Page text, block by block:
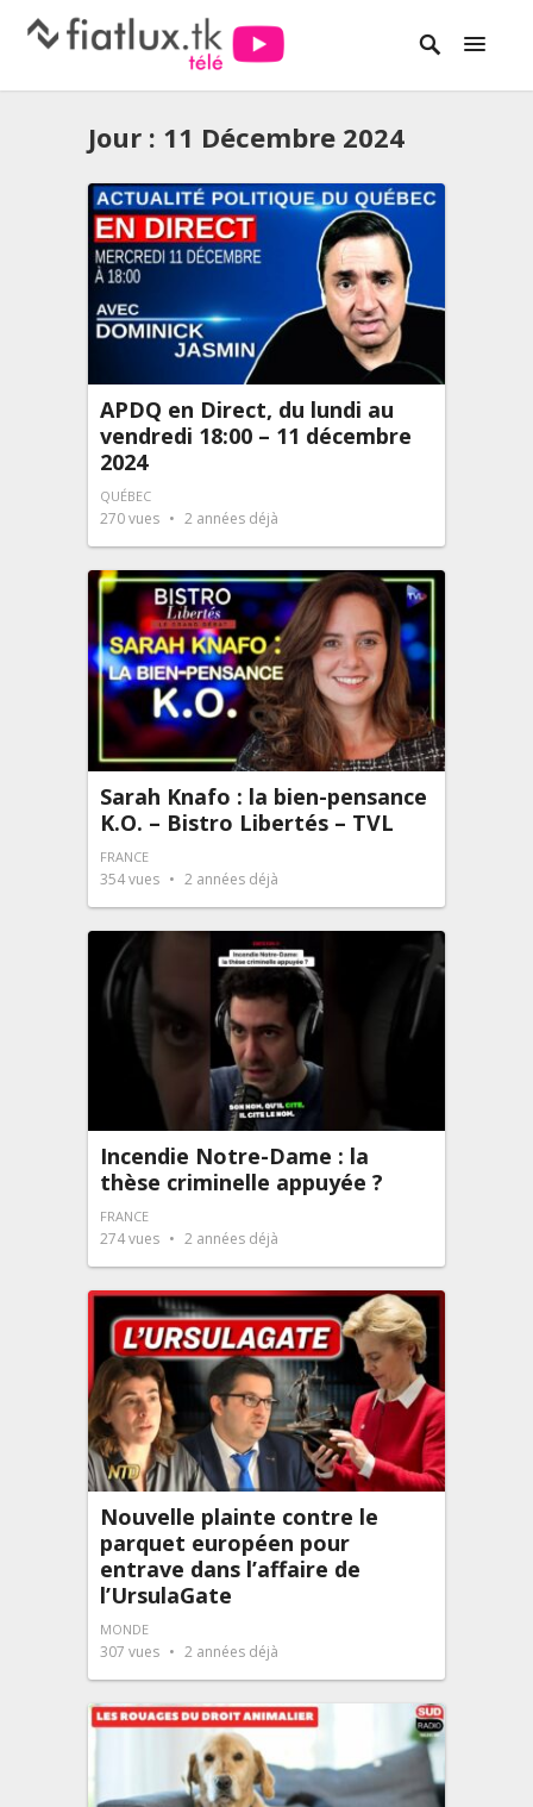
Jour : 11 Décembre 2024
APDQ en Direct, du lundi au
vendredi 18:00 – 11 décembre
2024
QUÉBEC
270vues 2 années déjà
Sarah Knafo : la bien-pensance
K.O. – Bistro Libertés – TVL
FRANCE
354vues 2 années déjà
Incendie Notre-Dame : la
thèse criminelle appuyée ?
FRANCE
274vues 2 années déjà
Nouvelle plainte contre le
parquet européen pour
entrave dans l’affaire de
l’UrsulaGate
MONDE
307 vues 2 années déjà